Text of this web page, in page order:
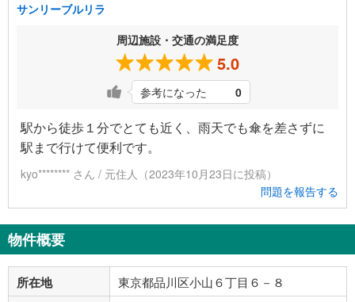
サンリーブルリラ
周辺施設・交通の満足度
5.0
参考になった 0
駅から徒歩１分でとても近く、雨天でも傘を差さずに
駅まで行けて便利です。
kyo******** さん / 元住人（2023年10月23日に投稿）
問題を報告する
物件概要
所在地 東京都品川区小山６丁目６－８